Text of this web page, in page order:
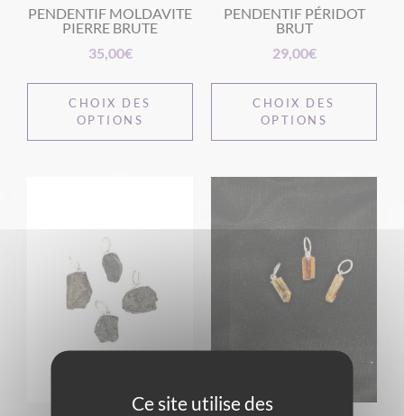
PENDENTIF MOLDAVITE
PIERRE BRUTE
35,00€
CHOIX DES
OPTIONS
PENDENTIF PÉRIDOT
BRUT
29,00€
CHOIX DES
OPTIONS
Ce site utilise des